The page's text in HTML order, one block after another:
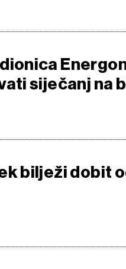
siječanj na
bilježi dobit